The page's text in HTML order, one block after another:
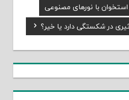
با نورهای مصنوعی
در شکستگی دارد یا خیر؟